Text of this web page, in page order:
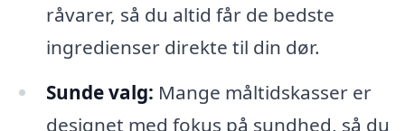
råvarer, så du altid får de bedste
ingredienser direkte til din dør.
Sunde valg: Mange måltidskasser er
designet med fokus på sundhed, så du